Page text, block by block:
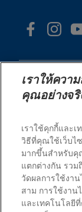
สงวนลิ
ตามที่ใ
ในสห
อาจแต
กำหนด
ข้อกำหนดและเงื่อ
นโยบายความเป็น
เราให้ควา
คุณอย่างจริ
เราใช้คุกกี้และ
วิธีที่คุณใช้เว็บไ
มากขึ้นสำหรับคุ
แตกต่างกัน รวม
วัดผลการใช้งา
สาม การใช้งา
และเทคโนโลยี